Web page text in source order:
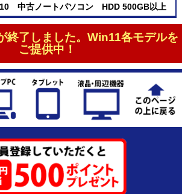
中古ノートパソコン HDD 500GB以上
終了しました。Win11各モデルを
ご提供中！